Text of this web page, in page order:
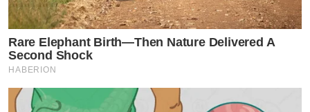
ภาคใต้ (ฝั่งตะวันตก)
มีฝนฟ้าคะนองร้อยละ 30 ของพื้นที่ เช่น ระนอง พังงา ภูเก็ต
และสตูล คลื่นสูงประมาณ 1 เมตร ห่างฝั่ง 1-2 เมตร และ
มากกว่า 2 เมตรในบริเวณฝนฟ้าคะนอง
Rare Elephant Birth—Then Nature Delivered A
Second Shock
HABERION